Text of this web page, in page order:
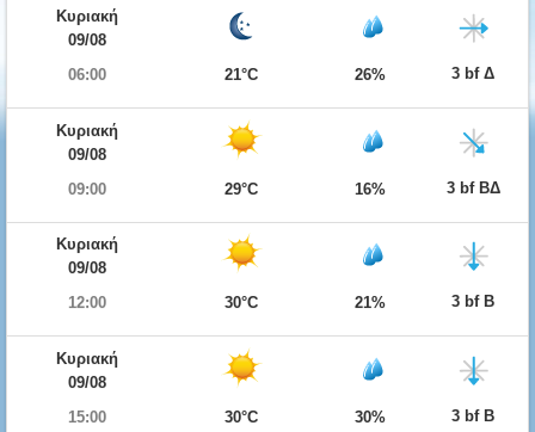
Κυριακή
09/08
06:00
21°C 26% 3 bf Δ
Κυριακή
09/08
09:00
29°C 16% 3 bf ΒΔ
Κυριακή
09/08
12:00
30°C 21% 3 bf Β
Κυριακή
09/08
15:00
30°C 30% 3 bf Β